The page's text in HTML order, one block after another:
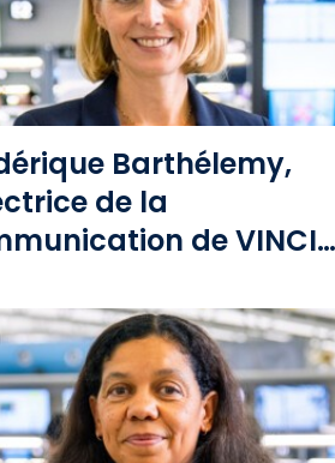
Voir le fichier
Barthélemy,
de la
de VINCI
Voir le fichier
Version standard